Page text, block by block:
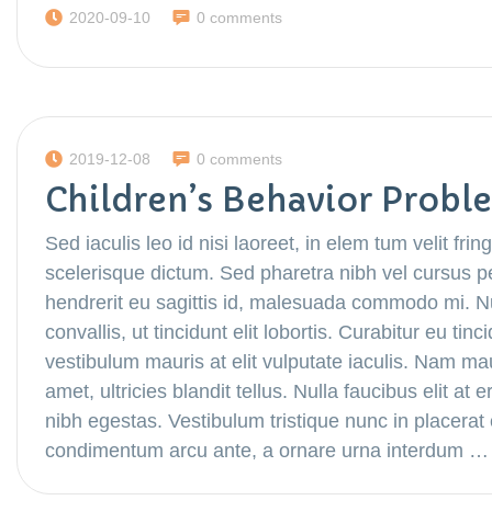
2020-09-10 0 comments
2019-12-08 0 comments
Children’s Behavior
Sed iaculis leo id nisi laoreet, in elem tum velit
scelerisque dictum. Sed pharetra nibh vel cursus
hendrerit eu sagittis id, malesuada commodo mi.
convallis, ut tincidunt elit lobortis. Curabitur eu
vestibulum mauris at elit vulputate iaculis. Nam
amet, ultricies blandit tellus. Nulla faucibus elit at
nibh egestas. Vestibulum tristique nunc in
condimentum arcu ante, a ornare urna interdum …